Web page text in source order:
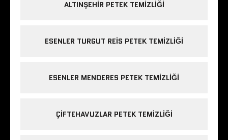
ALTINŞEHIR PETEK TEMIZLIĞI
ESENLER TURGUT REIS PETEK TEMIZLIĞI
ESENLER MENDERES PETEK TEMIZLIĞI
ÇIFTEHAVUZLAR PETEK TEMIZLIĞI